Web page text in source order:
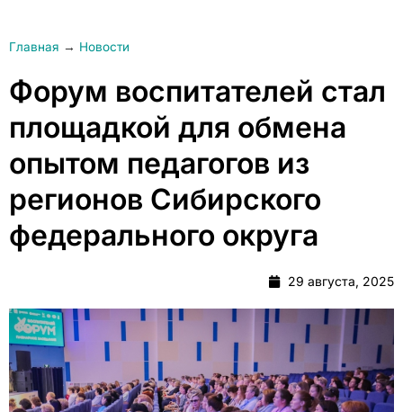
Главная → Новости
Форум воспитателей стал
площадкой для обмена
опытом педагогов из
регионов Сибирского
федерального округа
29 августа, 2025